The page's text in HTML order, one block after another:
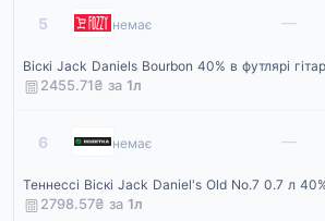
5 Fozzy
немає —
Віскі Jack Daniels Bourbon 40% в футлярі
2455.71₴ за 1л
6 Rozetka
немає —
2798.57₴ за 1л